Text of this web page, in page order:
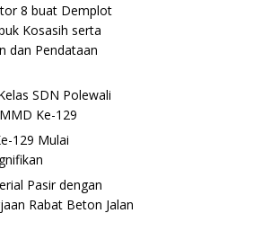
8 buat Demplot
Kosasih serta
dan Pendataan
SDN Polewali
Ke-129
129 Mulai
Pasir dengan
Rabat Beton Jalan